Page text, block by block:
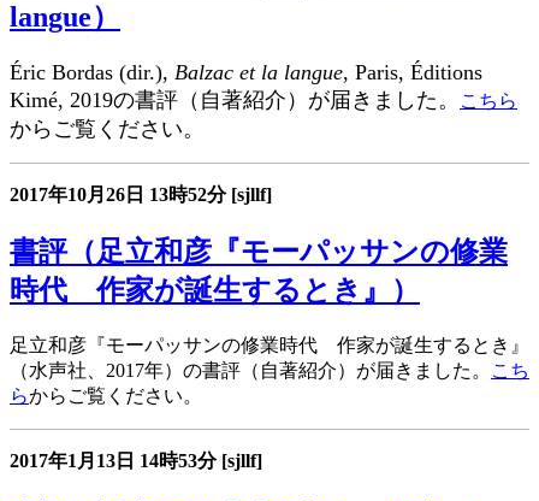
langue）
Éric Bordas (dir.), Balzac et la langue, Paris, Éditions
Kimé, 2019の書評（自著紹介）が届きました。
こちら
からご覧ください。
2017年10月26日 13時52分 [sjllf]
書評（足立和彦『モーパッサンの修業
時代 作家が誕生するとき』）
足立和彦『モーパッサンの修業時代 作家が誕生するとき』
（水声社、2017年）の書評（自著紹介）が届きました。
こち
らからご覧ください。
2017年1月13日 14時53分 [sjllf]